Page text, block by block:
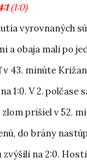
(1:0)
vyrovnaných
a obaja mali po
43. minúte
1:0. V 2. polčase
prišiel v 52.
do brány
zvýšili na 2:0.